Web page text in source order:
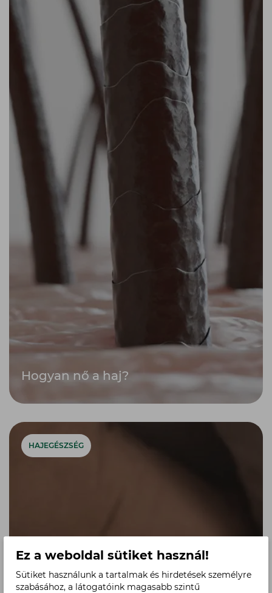
Hogyan nő a haj?
HAJEGÉSZSÉG
Ez a weboldal sütiket használ!
Sütiket használunk a tartalmak és hirdetések személyre
szabásához, a látogatóink magasabb szintű